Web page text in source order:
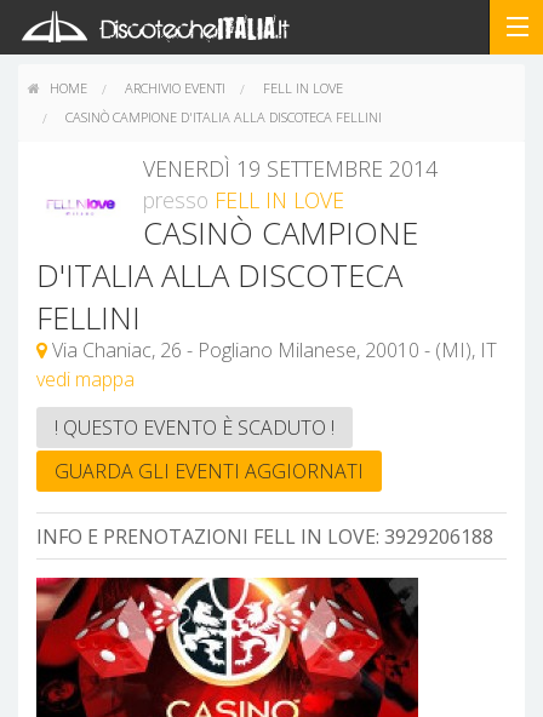
HOME ARCHIVIO EVENTI
FELL IN LOVE
CASINÒ CAMPIONE D'ITALIA ALLA DISCOTECA FELLINI
VENERDÌ 19 SETTEMBRE 2014
presso FELL IN LOVE
CASINÒ CAMPIONE
D'ITALIA ALLA DISCOTECA
FELLINI
Via Chaniac, 26 - Pogliano Milanese, 20010 - (MI), IT
vedi mappa
! QUESTO EVENTO È SCADUTO !
GUARDA GLI EVENTI AGGIORNATI
INFO E PRENOTAZIONI FELL IN LOVE: 3929206188